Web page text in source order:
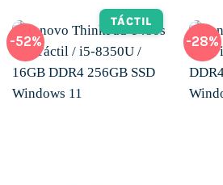
-52%
TÁCTIL
-28%